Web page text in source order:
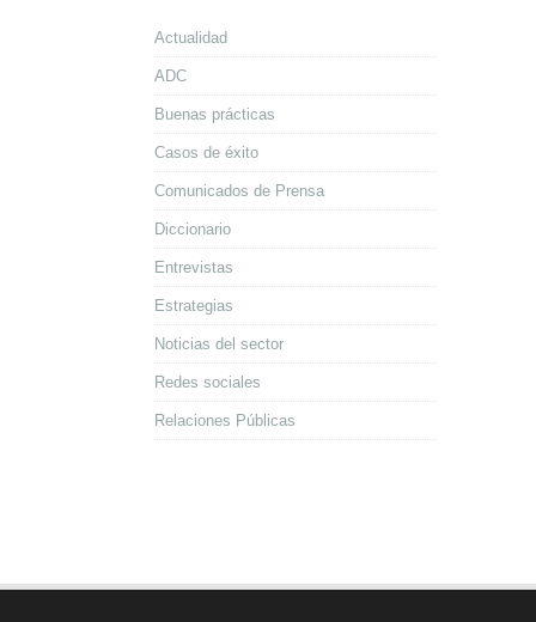
Actualidad
ADC
Buenas prácticas
Casos de éxito
Comunicados de Prensa
Diccionario
Entrevistas
Estrategias
Noticias del sector
Redes sociales
Relaciones Públicas